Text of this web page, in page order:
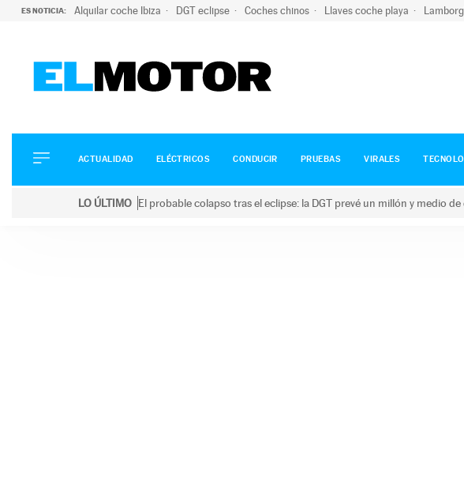
ES NOTICIA: Alquilar coche Ibiza DGT eclipse Coches chinos Llaves coche playa
ELÉCTRICOS
CONDUCIR
ACTUALIDAD ELÉCTRICOS CONDUCIR PRUEBAS VIRALES
LO ÚLTIMO El probable colapso tras el eclipse: la DGT prevé un millón y medio